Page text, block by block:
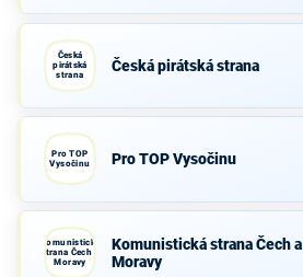
Česká
pirátská
strana
Česká pirátská strana
Pro TOP
Vysočinu
Pro TOP Vysočinu
Komunistická
strana Čech a
Moravy
Komunistická strana Čech a
Moravy